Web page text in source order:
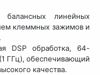
линейных
клеммных зажимов и
DSP обработка, 64-
ГГц), обеспечивающий
качества.